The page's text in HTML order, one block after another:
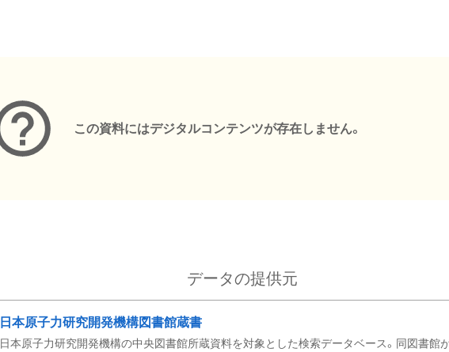
この資料にはデジタルコンテンツが存在しません。
データの提供元
日本原子力研究開発機構図書館蔵書
日本原子力研究開発機構の中央図書館所蔵資料を対象とした検索データベース。同図書館